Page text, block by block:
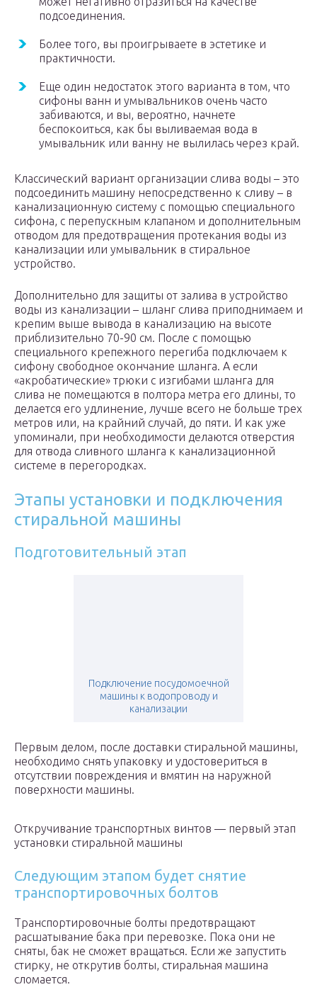
подсоединения.
Более того, вы проигрываете в эстетике и
практичности.
Еще один недостаток этого варианта в том, что
сифоны ванн и умывальников очень часто
забиваются, и вы, вероятно, начнете
беспокоиться, как бы выливаемая вода в
умывальник или ванну не вылилась через край.
Классический вариант организации слива воды – это
подсоединить машину непосредственно к сливу – в
канализационную систему с помощью специального
сифона, с перепускным клапаном и дополнительным
отводом для предотвращения протекания воды из
канализации или умывальник в стиральное
устройство.
Дополнительно для защиты от залива в устройство
воды из канализации – шланг слива приподнимаем и
крепим выше вывода в канализацию на высоте
приблизительно 70-90 см. После с помощью
специального крепежного перегиба подключаем к
сифону свободное окончание шланга. А если
«акробатические» трюки с изгибами шланга для
слива не помещаются в полтора метра его длины, то
делается его удлинение, лучше всего не больше трех
метров или, на крайний случай, до пяти. И как уже
упоминали, при необходимости делаются отверстия
для отвода сливного шланга к канализационной
системе в перегородках.
Этапы установки и подключения
стиральной машины
Подготовительный этап
Подключение посудомоечной
машины к водопроводу и
канализации
Первым делом, после доставки стиральной машины,
необходимо снять упаковку и удостовериться в
отсутствии повреждения и вмятин на наружной
поверхности машины.
Откручивание транспортных винтов — первый этап
установки стиральной машины
Следующим этапом будет снятие
транспортировочных болтов
Транспортировочные болты предотвращают
расшатывание бака при перевозке. Пока они не
сняты, бак не сможет вращаться. Если же запустить
стирку, не открутив болты, стиральная машина
сломается.